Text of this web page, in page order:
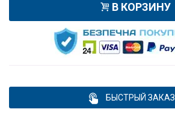
В КОРЗИНУ
БЫСТРЫЙ ЗАКАЗ